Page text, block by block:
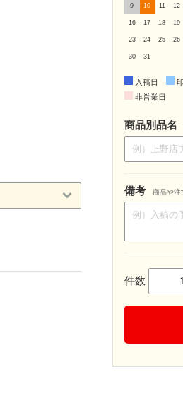
9 10 11 12
16 17 18 19
23 24 25 26
30 31
入稿日
非営業日
商品別品名
備考 商品や注
件数